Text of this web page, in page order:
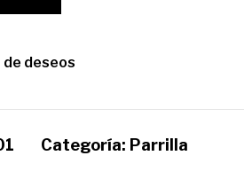
deseos
Categoría: Parrilla